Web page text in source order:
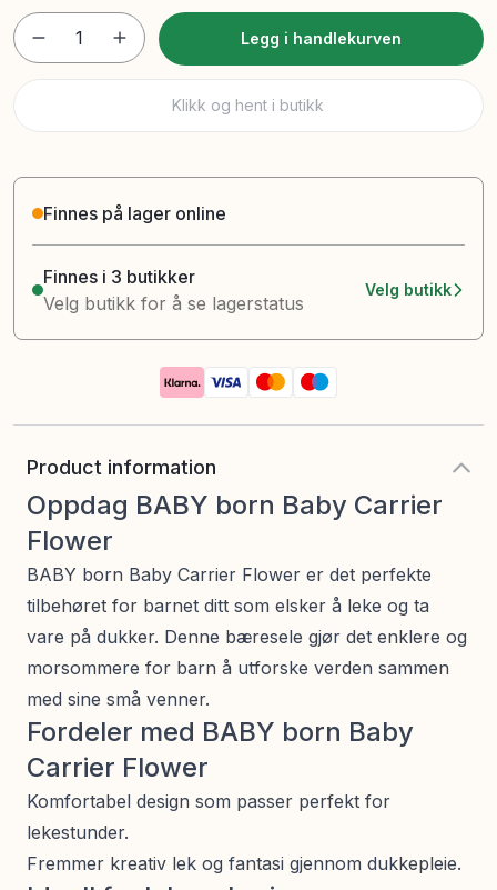
1 Legg i handlekurven
Klikk og hent i butikk
Finnes på lager online
Finnes i 3 butikker
Velg butikk for å se lagerstatus
Velg butikk
Product information
Oppdag BABY born Baby Carrier
Flower
BABY born Baby Carrier Flower er det perfekte
tilbehøret for barnet ditt som elsker å leke og ta
vare på dukker. Denne bæresele gjør det enklere og
morsommere for barn å utforske verden sammen
med sine små venner.
Fordeler med BABY born Baby
Carrier Flower
Komfortabel design som passer perfekt for
lekestunder.
Fremmer kreativ lek og fantasi gjennom dukkepleie.